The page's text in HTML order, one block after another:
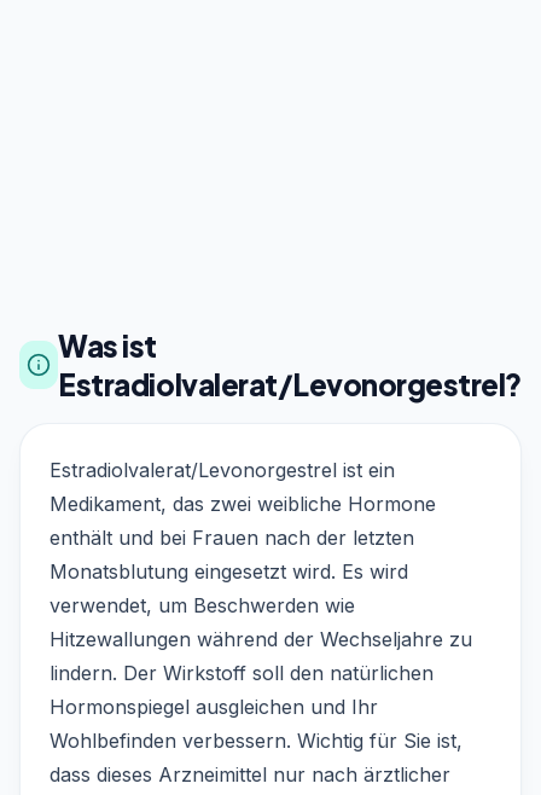
Was ist
Estradiolvalerat/Levonorgestrel?
Estradiolvalerat/Levonorgestrel ist ein
Medikament, das zwei weibliche Hormone
enthält und bei Frauen nach der letzten
Monatsblutung eingesetzt wird. Es wird
verwendet, um Beschwerden wie
Hitzewallungen während der Wechseljahre zu
lindern. Der Wirkstoff soll den natürlichen
Hormonspiegel ausgleichen und Ihr
Wohlbefinden verbessern. Wichtig für Sie ist,
dass dieses Arzneimittel nur nach ärztlicher